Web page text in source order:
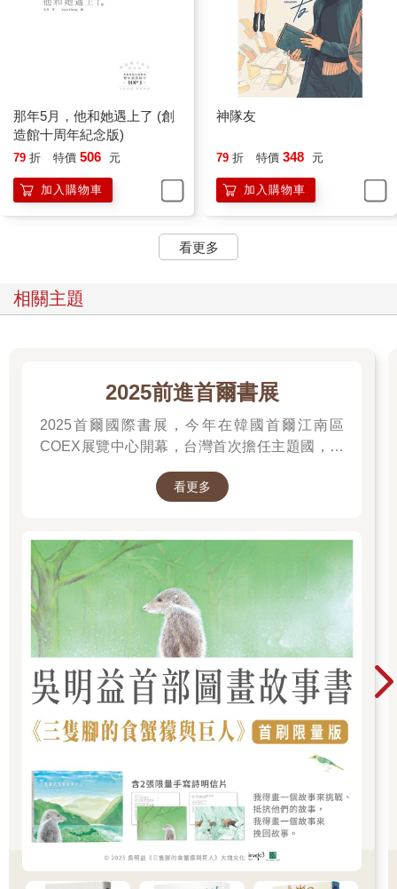
那年5月，他和她遇上了 (創
造館十周年紀念版)
79 折 特價 506 元
加入購物車
神隊友
79 折 特價 348 元
加入購物車
看更多
相關主題
2025前進首爾書展
2025首爾國際書展，今年在韓國首爾江南區
COEX展覽中心開幕，台灣首次擔任主題國，有
他們的作品，並共享參展喜悅。
看更多